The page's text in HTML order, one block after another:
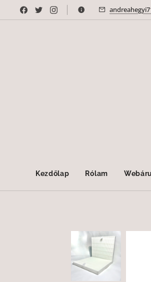
Kezdőlap Rólam